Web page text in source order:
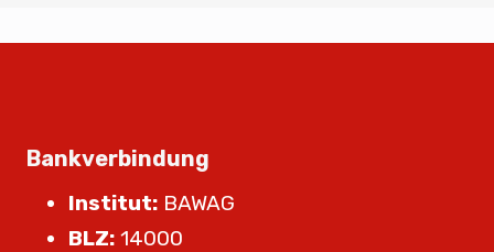
Bankverbindung
Institut: BAWAG
BLZ: 14000